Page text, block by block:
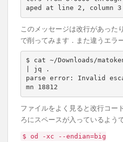
aped at line 2, column 3
このメッセージは改行があった
で削ってみます．また違うエラ
$ cat ~/Downloads/
| jq .
parse error: Invalid
mn 18812
ファイルをよく見ると改行コー
ろにスペースが入っているよう
$ od -xc --endian=big